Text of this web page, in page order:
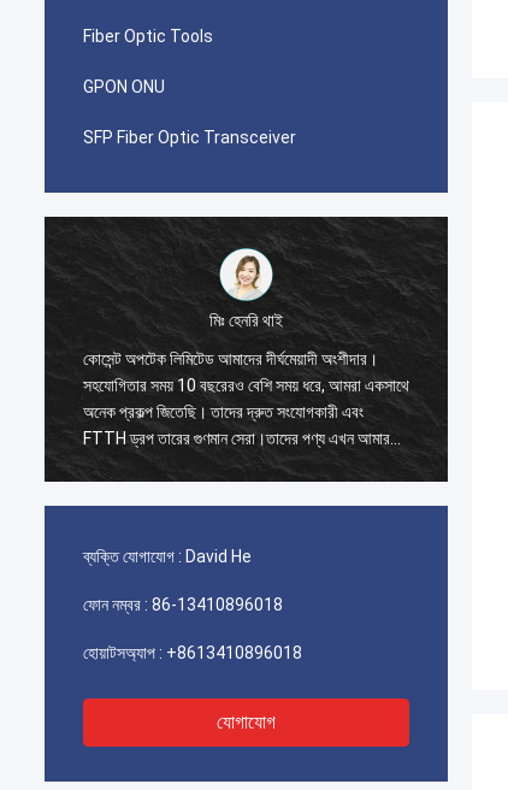
Fiber Optic Tools
GPON ONU
SFP Fiber Optic Transceiver
অংশীদার।
ধরে, আমরা একসাথে
পণ্য এখন আমার
মিঃ পাবলো
আমি যখন 2014 সালে কোসেন্ট অপটেক লিমিটেডের সাথে
প্রথম অর্ডার দিয়েছিলাম তখন আমি অবাক হয়েছিলাম।
জিআইএক্সটিডাব্লু কেবলের একটি ধারক 40 জিপি এবং দ্রুত
সংযোজক, প্যাচ কর্ড এবং অ্যাডাপ্টারের জন্য একটি ধারক 20
ব্যক্তি যোগাযোগ : David He
ফোন নম্বর : 86-13410896018
হোয়াটসঅ্যাপ : +8613410896018
যোগাযোগ